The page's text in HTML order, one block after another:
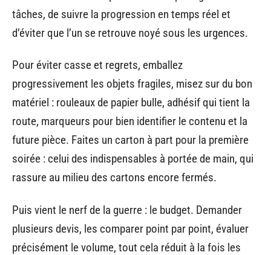
tâches, de suivre la progression en temps réel et
d’éviter que l’un se retrouve noyé sous les urgences.
Pour éviter casse et regrets, emballez
progressivement les objets fragiles, misez sur du bon
matériel : rouleaux de papier bulle, adhésif qui tient la
route, marqueurs pour bien identifier le contenu et la
future pièce. Faites un carton à part pour la première
soirée : celui des indispensables à portée de main, qui
rassure au milieu des cartons encore fermés.
Puis vient le nerf de la guerre : le budget. Demander
plusieurs devis, les comparer point par point, évaluer
précisément le volume, tout cela réduit à la fois les